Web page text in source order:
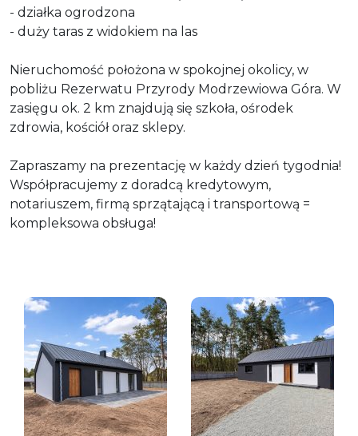
- działka ogrodzona
- duży taras z widokiem na las
Nieruchomość położona w spokojnej okolicy, w
pobliżu Rezerwatu Przyrody Modrzewiowa Góra. W
zasięgu ok. 2 km znajdują się szkoła, ośrodek
zdrowia, kościół oraz sklepy.
Zapraszamy na prezentację w każdy dzień tygodnia!
Współpracujemy z doradcą kredytowym,
notariuszem, firmą sprzątającą i transportową =
kompleksowa obsługa!